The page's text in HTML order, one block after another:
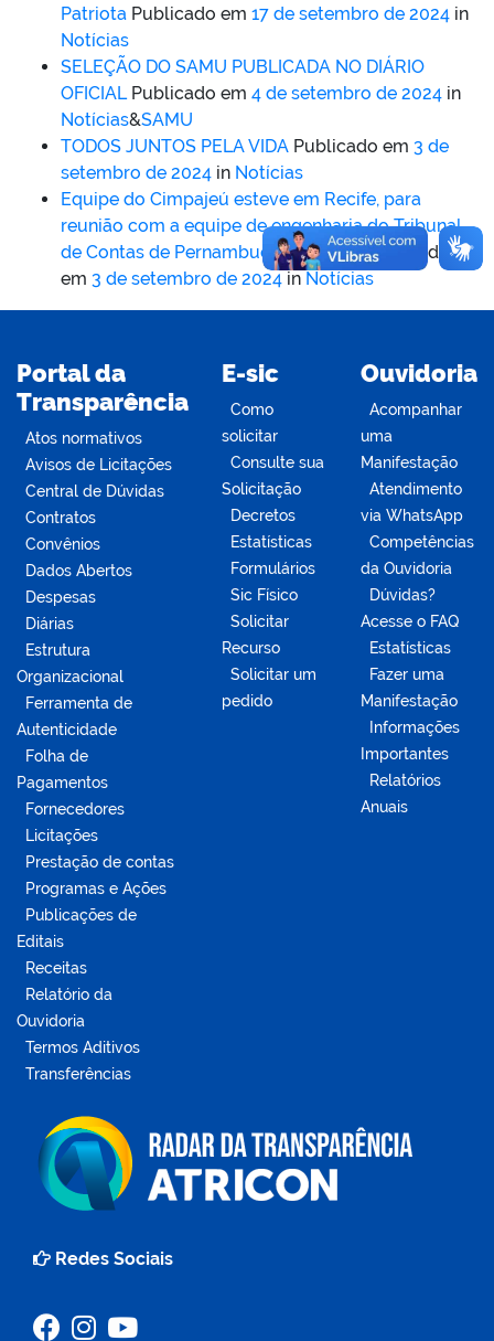
Patriota Publicado em 17 de setembro de 2024 in
Notícias
SELEÇÃO DO SAMU PUBLICADA NO DIÁRIO
OFICIAL Publicado em 4 de setembro de 2024 in
Notícias&SAMU
TODOS JUNTOS PELA VIDA Publicado em 3 de
setembro de 2024 in Notícias
Equipe do Cimpajeú esteve em Recife, para
reunião com a equipe de engenharia do Tribunal
de Contas de Pernambuco (TCE-PE) Publicado
em 3 de setembro de 2024 in Notícias
Portal da
Transparência
Atos normativos
Avisos de Licitações
Central de Dúvidas
Contratos
Convênios
Dados Abertos
Despesas
Diárias
Estrutura
Organizacional
Ferramenta de
Autenticidade
Folha de
Pagamentos
Fornecedores
Licitações
Prestação de contas
Programas e Ações
Publicações de
Editais
Receitas
Relatório da
Ouvidoria
Termos Aditivos
Transferências
E-sic
Como
solicitar
Consulte sua
Solicitação
Decretos
Estatísticas
Formulários
Sic Físico
Solicitar
Recurso
Solicitar um
pedido
Ouvidoria
Acompanhar
uma
Manifestação
Atendimento
via WhatsApp
Competências
da Ouvidoria
Dúvidas?
Acesse o FAQ
Estatísticas
Fazer uma
Manifestação
Informações
Importantes
Relatórios
Anuais
Redes Sociais